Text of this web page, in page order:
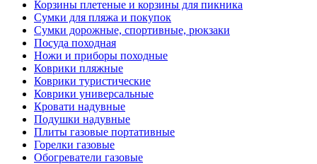
Корзины плетеные и корзины для пикника
Сумки для пляжа и покупок
Сумки дорожные, спортивные, рюкзаки
Посуда походная
Ножи и приборы походные
Коврики пляжные
Коврики туристические
Коврики универсальные
Кровати надувные
Подушки надувные
Плиты газовые портативные
Горелки газовые
Обогреватели газовые